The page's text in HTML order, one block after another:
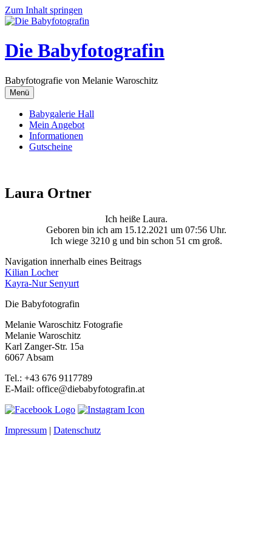
Zum Inhalt springen
Die Babyfotografin
Babyfotografie von Melanie Waroschitz
Menü
Babygalerie Hall
Mein Angebot
Informationen
Gutscheine
Laura Ortner
Ich heiße Laura.
Geboren bin ich am 15.12.2021 um 07:56 Uhr.
Ich wiege 3210 g und bin schon 51 cm groß.
Navigation innerhalb eines Beitrags
Kilian Locher
Kayra-Nur Senyurt
Die Babyfotografin
Melanie Waroschitz Fotografie
Melanie Waroschitz
Karl Zanger-Str. 15a
6067 Absam
Tel.: +43 676 9117789
E-Mail: office@diebabyfotografin.at
Impressum | Datenschutz